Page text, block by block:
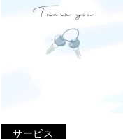
サービス